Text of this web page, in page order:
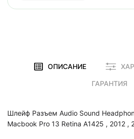
ОПИСАНИЕ
ГАРАНТИЯ
Шлейф Разъем Audio Sound
Macbook Pro 13 Retina A1425 , 2012 ,